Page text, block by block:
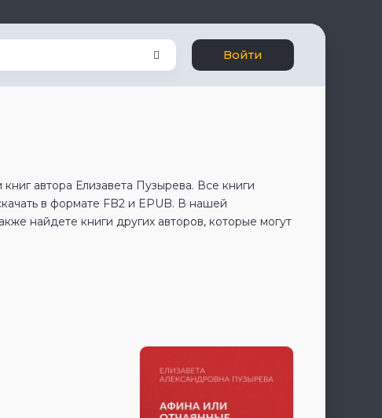
Войти
автора Елизавета Пузырева. Все книги
в формате FB2 и EPUB. В нашей
найдете книги других авторов, которые могут